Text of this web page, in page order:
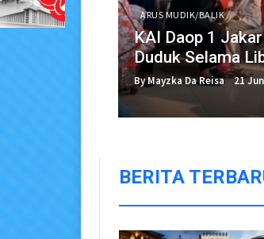
ARUS MUDIK/BALIK
KAI Daop 1
Duduk Selama
By Mayzka Da Reisa 21
BERITA